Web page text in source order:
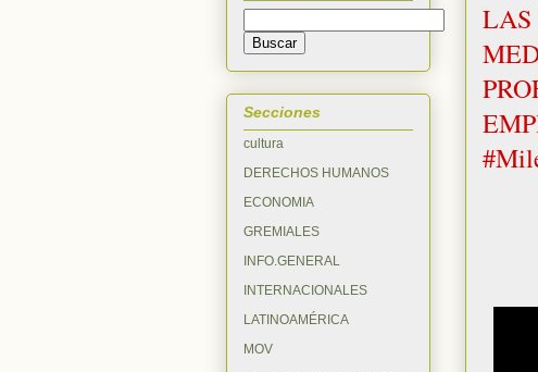
LAS
Secciones
cultura
DERECHOS HUMANOS
ECONOMIA
GREMIALES
INFO.GENERAL
INTERNACIONALES
LATINOAMÉRICA
MOV